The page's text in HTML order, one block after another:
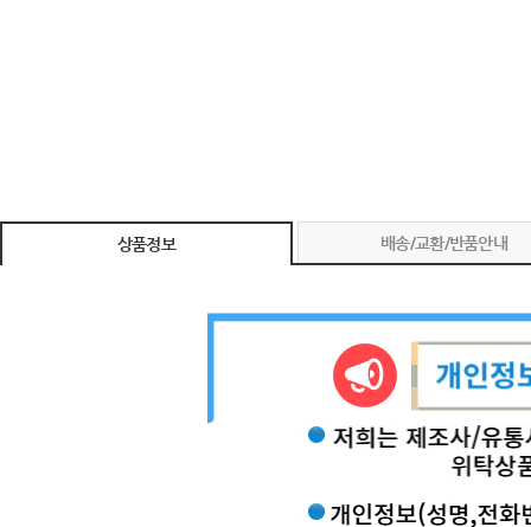
상품정보 배송/교환/반품안내